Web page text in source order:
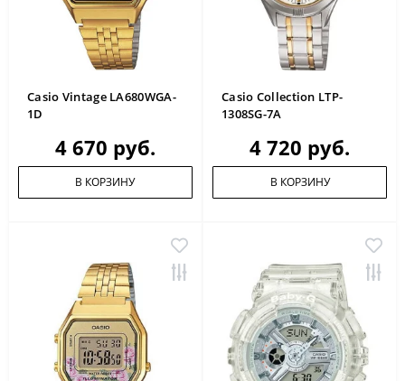
Casio Vintage LA680WGA-
1D
4 670 руб.
В КОРЗИНУ
Casio Collection LTP-
1308SG-7A
4 720 руб.
В КОРЗИНУ